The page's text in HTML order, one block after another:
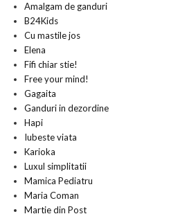
Amalgam de ganduri
B24Kids
Cu mastile jos
Elena
Fifi chiar stie!
Free your mind!
Gagaita
Ganduri in dezordine
Hapi
Iubeste viata
Karioka
Luxul simplitatii
Mamica Pediatru
Maria Coman
Martie din Post